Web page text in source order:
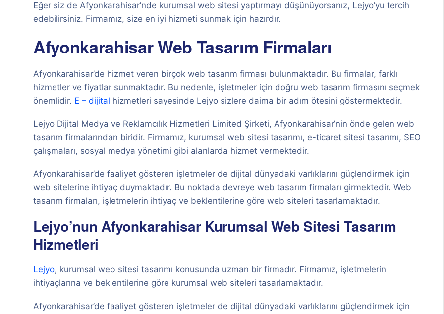
Eğer siz de Afyonkarahisar’nde kurumsal web sitesi yaptırmayı düşünüyorsanız, Lejyo’yu tercih
edebilirsiniz. Firmamız, size en iyi hizmeti sunmak için hazırdır.
Afyonkarahisar Web Tasarım Firmaları
Afyonkarahisar’de hizmet veren birçok web tasarım firması bulunmaktadır. Bu firmalar, farklı
hizmetler ve fiyatlar sunmaktadır. Bu nedenle, işletmeler için doğru web tasarım firmasını seçmek
önemlidir. E – dijital hizmetleri sayesinde Lejyo sizlere daima bir adım ötesini göstermektedir.
Lejyo Dijital Medya ve Reklamcılık Hizmetleri Limited Şirketi, Afyonkarahisar’nin önde gelen web
tasarım firmalarından biridir. Firmamız, kurumsal web sitesi tasarımı, e-ticaret sitesi tasarımı, SEO
çalışmaları, sosyal medya yönetimi gibi alanlarda hizmet vermektedir.
Afyonkarahisar’de faaliyet gösteren işletmeler de dijital dünyadaki varlıklarını güçlendirmek için
web sitelerine ihtiyaç duymaktadır. Bu noktada devreye web tasarım firmaları girmektedir. Web
tasarım firmaları, işletmelerin ihtiyaç ve beklentilerine göre web siteleri tasarlamaktadır.
Lejyo’nun Afyonkarahisar Kurumsal Web Sitesi Tasarım
Hizmetleri
Lejyo, kurumsal web sitesi tasarımı konusunda uzman bir firmadır. Firmamız, işletmelerin
ihtiyaçlarına ve beklentilerine göre kurumsal web siteleri tasarlamaktadır.
Afyonkarahisar’de faaliyet gösteren işletmeler de dijital dünyadaki varlıklarını güçlendirmek için